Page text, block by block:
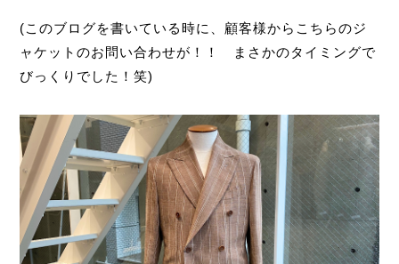
(このブログを書いている時に、顧客様からこちらのジ
ャケットのお問い合わせが！！ まさかのタイミングで
びっくりでした！笑)